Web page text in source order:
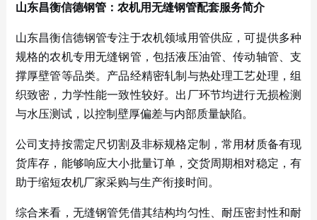
山东昌衡信德钢管：农机用无缝钢管配套服务简介
山东昌衡信德钢管专注于农机领域用管供应，可提供多种
规格的农机专用无缝钢管，包括液压油管、传动轴管、支
撑厚壁管等品类。产品经精密轧制与热处理工艺处理，组
织致密，力学性能一致性较好。出厂环节均进行无损检测
与水压测试，以控制壁厚偏差与内部质量缺陷。
公司支持按需定尺切割及非标规格定制，常用材质备有现
货库存，能够响应大小批量订单，交货周期相对稳定，有
助于缩短农机厂家采购与生产衔接时间。
综合来看，无缝钢管凭借其结构均匀性、耐压密封性和耐